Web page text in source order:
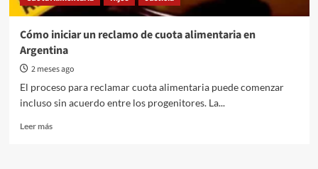
familia
Cómo iniciar un reclamo de cuota alimentaria en
Argentina
2 meses ago
El proceso para reclamar cuota alimentaria puede comenzar
incluso sin acuerdo entre los progenitores. La...
Leer másRead